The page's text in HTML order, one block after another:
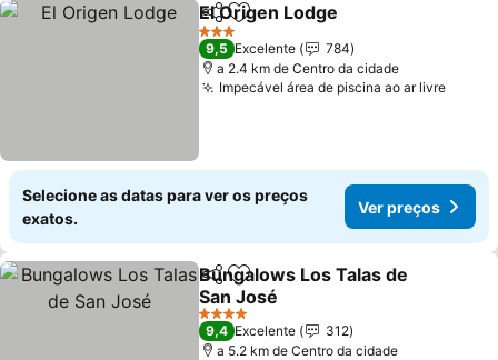
PartilharAdicionar aos favoritos
El Origen Lodge
3 Estrelas
9,5 Excelente
784
a 2.4 km de Centro da cidade
Impecável área de piscina ao ar livreVer
Selecione as datas para ver os preços
exatos.
Ver preços
PartilharAdicionar aos favoritos
Bungalows Los Talas de
San José
Ver preços
4 Estrelas
9,4 Excelente
312
a 5.2 km de Centro da cidade